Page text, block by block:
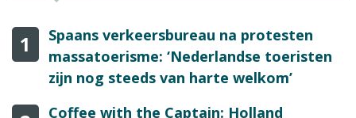
1
Spaans verkeersbureau na protesten
massatoerisme: ‘Nederlandse toeristen
zijn nog steeds van harte welkom’
Coffee with the Captain: Holland